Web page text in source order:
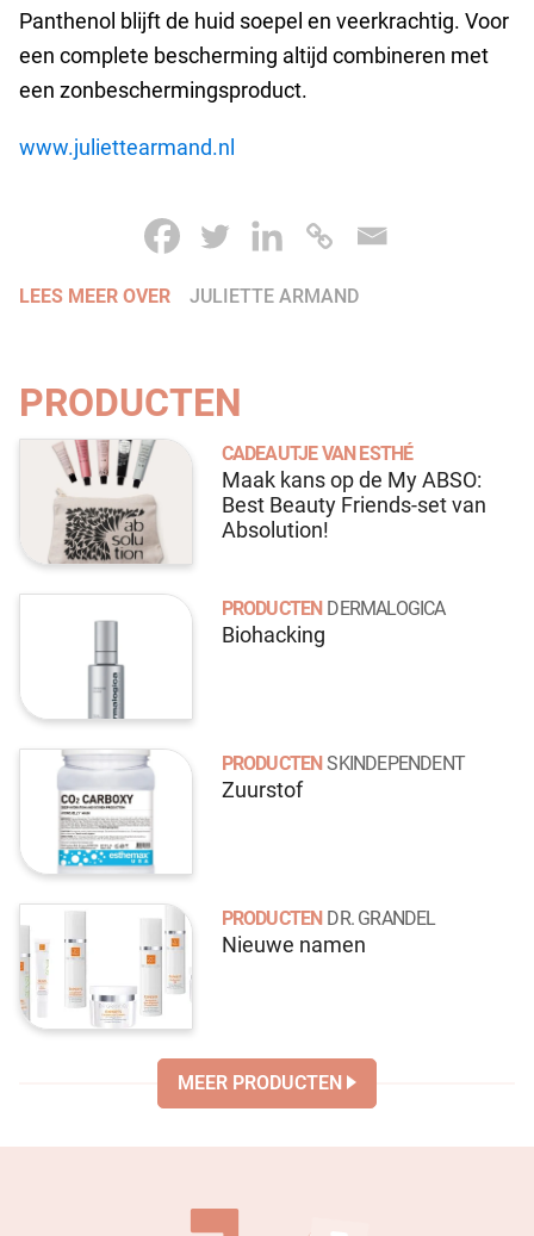
Panthenol blijft de huid soepel en veerkrachtig. Voor
een complete bescherming altijd combineren met
een zonbeschermingsproduct.
www.juliettearmand.nl
LEES MEER OVER JULIETTE ARMAND
PRODUCTEN
CADEAUTJE VAN ESTHÉ
Maak kans op de My ABSO:
Best Beauty Friends-set van
Absolution!
PRODUCTEN DERMALOGICA
Biohacking
PRODUCTEN SKINDEPENDENT
Zuurstof
PRODUCTEN DR. GRANDEL
Nieuwe namen
MEER PRODUCTEN